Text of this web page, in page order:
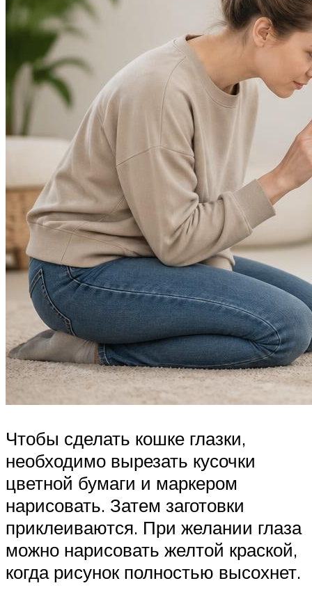
Чтобы сделать кошке глазки,
необходимо вырезать кусочки
цветной бумаги и маркером
нарисовать. Затем заготовки
приклеиваются. При желании глаза
можно нарисовать желтой краской,
когда рисунок полностью высохнет.